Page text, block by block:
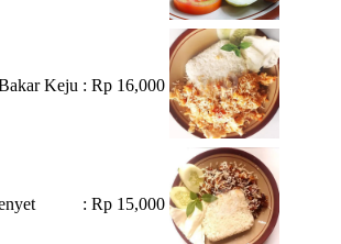
Keju : Rp 16,000
: Rp 15,000